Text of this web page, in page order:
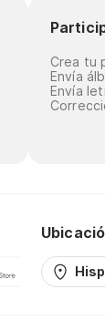
Crea tu
Envía
Envía